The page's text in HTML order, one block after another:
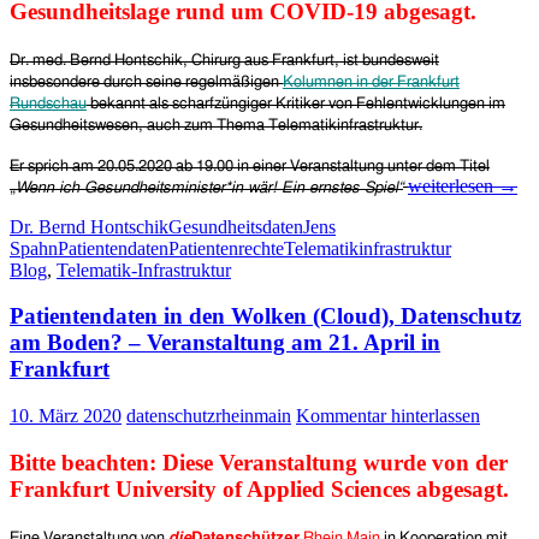
Gesundheitslage rund um COVID-19 abgesagt.
Dr. med. Bernd Hontschik, Chirurg aus Frankfurt, ist bundesweit
insbesondere durch seine regelmäßigenKolumnen in der Frankfurt
Rundschau bekanntals scharfzüngiger Kritiker von Fehlentwicklungen im
Gesundheitswesen, auch zum Thema Telematikinfrastruktur.
Er sprich am20.05.2020ab 19.00in einer Veranstaltungunter dem Titel
„Wenn ich Gesundheitsminister*inwär!Ein ernstesSpiel“ Wenn
wär!
Spiel“
–
mit
Hontschik
20.
Mai
Frankfurt
weiterlesen→
Dr. Bernd HontschikGesundheitsdatenJens
SpahnPatientendatenPatientenrechteTelematikinfrastruktur
Blog, Telematik-Infrastruktur
Patientendaten in den Wolken (Cloud), Datenschutz
am Boden? – Veranstaltung am 21. April in
Frankfurt
10. März 2020 datenschutzrheinmain Kommentar hinterlassen
Bitte beachten: Diese Veranstaltung wurde von der
Frankfurt University of Applied Sciences abgesagt.